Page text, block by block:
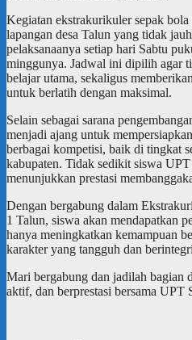
Kegiatan ekstrakurikuler sepak
lapangan desa Talun yang tidak
pelaksanaanya setiap hari Sabtu
minggunya. Jadwal ini dipilih agar
belajar utama, sekaligus
untuk berlatih dengan maksimal.
Selain sebagai sarana
menjadi ajang untuk
berbagai kompetisi, baik di tingkat
kabupaten. Tidak sedikit siswa
menunjukkan prestasi
Dengan bergabung dalam
1 Talun, siswa akan mendapatkan
hanya meningkatkan kemampuan
karakter yang tangguh dan
Mari bergabung dan jadilah bagian
aktif, dan berprestasi bersama UPT